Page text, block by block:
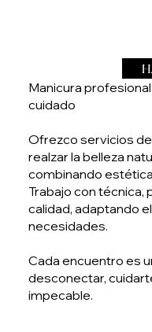
Manicura
cuidado
Ofrezco servicios
realzar la belleza
combinando
Trabajo con
calidad, adaptando
necesidades.
Cada encuentro es
desconectar,
impecable.